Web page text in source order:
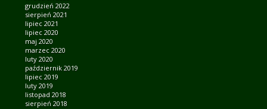
grudzień 2022
sierpień 2021
lipiec 2021
lipiec 2020
maj 2020
marzec 2020
luty 2020
październik 2019
lipiec 2019
luty 2019
listopad 2018
sierpień 2018